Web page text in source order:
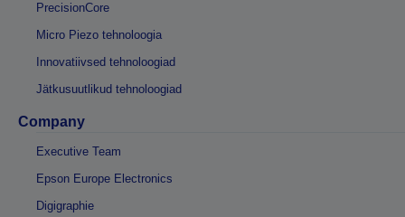
PrecisionCore
Micro Piezo tehnoloogia
Innovatiivsed tehnoloogiad
Jätkusuutlikud tehnoloogiad
Company
Executive Team
Epson Europe Electronics
Digigraphie